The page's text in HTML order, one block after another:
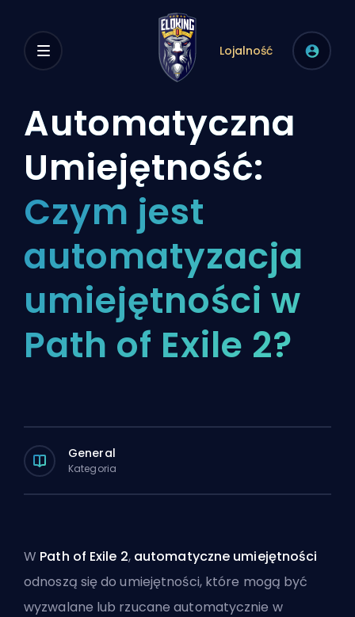
Lojalność
Automatyczna
Umiejętność:
Czym jest
automatyzacja
umiejętności w
Path of Exile 2?
General
Kategoria
W Path of Exile 2, automatyczne umiejętności
odnoszą się do umiejętności, które mogą być
wyzwalane lub rzucane automatycznie w